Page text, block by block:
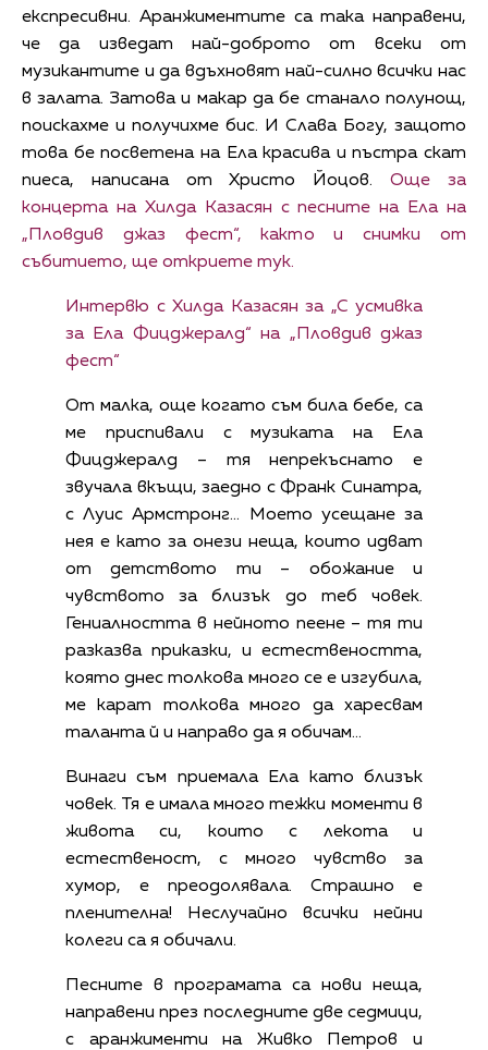
експресивни. Аранжиментите са така направени,
че да изведат най-доброто от всеки от
музикантите и да вдъхновят най-силно всички нас
в залата. Затова и макар да бе станало полунощ,
поискахме и получихме бис. И Слава Богу, защото
това бе посветена на Ела красива и пъстра скат
пиеса, написана от Христо Йоцов.Още за
концерта на Хилда Казасян с песните на Ела на
„Пловдив джаз фест“, както и снимки от
събитието, ще откриете тук.
Интервю с Хилда Казасян за „С усмивка
за Ела Фицджералд“ на „Пловдив джаз
фест“
От малка, още когато съм била бебе, са
ме приспивали с музиката на Ела
Фицджералд – тя непрекъснато е
звучала вкъщи, заедно с Франк Синатра,
с Луис Армстронг… Моето усещане за
нея е като за онези неща, които идват
от детството ти – обожание и
чувството за близък до теб човек.
Гениалността в нейното пеене – тя ти
разказва приказки, и естествеността,
която днес толкова много се е изгубила,
ме карат толкова много да харесвам
таланта й и направо да я обичам…
Винаги съм приемала Ела като близък
човек. Тя е имала много тежки моменти в
живота си, които с лекота и
естественост, с много чувство за
хумор, е преодолявала. Страшно е
пленителна! Неслучайно всички нейни
колеги са я обичали.
Песните в програмата са нови неща,
направени през последните две седмици,
с аранжименти на Живко Петров и